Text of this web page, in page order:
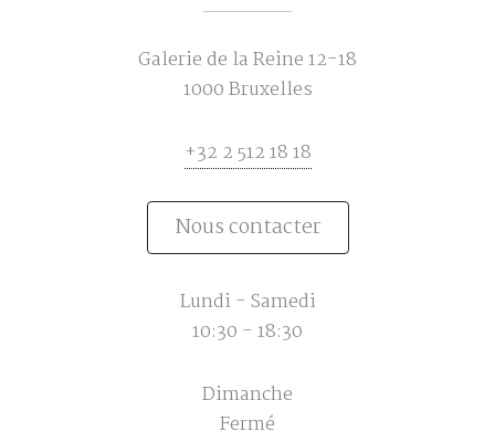
Galerie de la Reine 12-18
1000 Bruxelles
+32 2 512 18 18
Nous contacter
Lundi - Samedi
10:30 - 18:30
Dimanche
Fermé